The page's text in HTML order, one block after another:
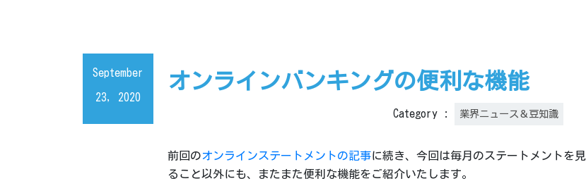
September
23, 2020
オンラインバンキングの便利な機能
Category : 業界ニュース＆豆知識
前回のオンラインステートメントの記事に続き、今回は毎月のステートメントを見
ること以外にも、またまた便利な機能をご紹介いたします。